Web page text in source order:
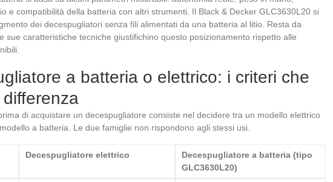
e compatibilità della batteria con altri strumenti. Il Black & Decker GLC3630L20 si
dei decespugliatori senza fili alimentati da una batteria al litio. Resta da
sue caratteristiche tecniche giustifichino questo posizionamento rispetto alle
a batteria o elettrico: i criteri che
di acquistare un decespugliatore consiste nel decidere tra un modello elettrico
a batteria. Le due famiglie non rispondono agli stessi usi.
Decespugliatore elettrico
Decespugliatore a batteria (tipo
GLC3630L20)